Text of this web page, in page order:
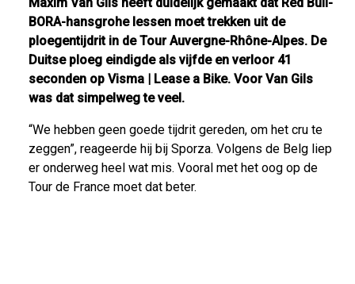
BORA-hansgrohe lessen moet trekken uit de
ploegentijdrit in de Tour Auvergne-Rhône-Alpes. De
Duitse ploeg eindigde als vijfde en verloor 41
seconden op Visma | Lease a Bike. Voor Van Gils
was dat simpelweg te veel.
“We hebben geen goede tijdrit gereden, om het cru te
zeggen”, reageerde hij bij Sporza. Volgens de Belg liep
er onderweg heel wat mis. Vooral met het oog op de
Tour de France moet dat beter.